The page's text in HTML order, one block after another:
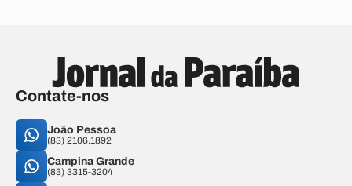
Contate-nos
João Pessoa
(83) 2106.1892
Campina Grande
(83) 3315-3204